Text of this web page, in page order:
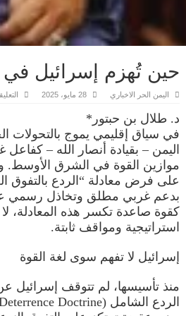
حين تُهزم إسرائيل
اليمن الحر الاخباري 28 مايو، 2025
د. طلال بن حبتور*
في سياق إقليمي يموج بالتحولات
اليمن – بقيادة أنصار الله –
موازين القوة في الشرق الأوسط.
على فرض معادلة “الردع بالتفوق
بدعم غربي مطلق وتخاذل رسمي
كقوة صاعدة تكسر هذه المعادلة، لا
استراتيجية ومواقف ثابتة.
إسرائيل لا تفهم سوى لغة القوة
منذ تأسيسها، لم تتوقف إسرائيل